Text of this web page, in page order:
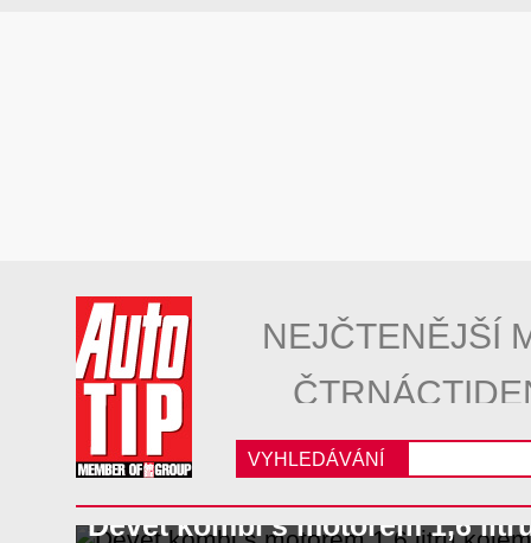
NEJČTENĚJŠÍ
VYHLEDÁVÁNÍ
Devět kombi s motorem 1,6